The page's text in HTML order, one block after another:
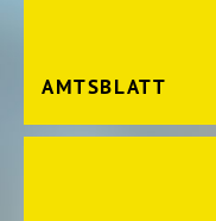
AMTSBLATT